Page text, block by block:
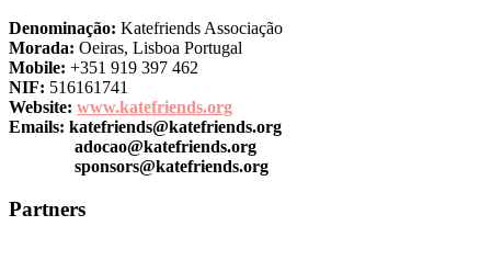
Denominação: Katefriends Associação
Morada: Oeiras, Lisboa Portugal
Mobile: +351 919 397 462
NIF: 516161741
Website: www.katefriends.org
Emails: katefriends@katefriends.org
adocao@katefriends.org
sponsors@katefriends.org
Partners